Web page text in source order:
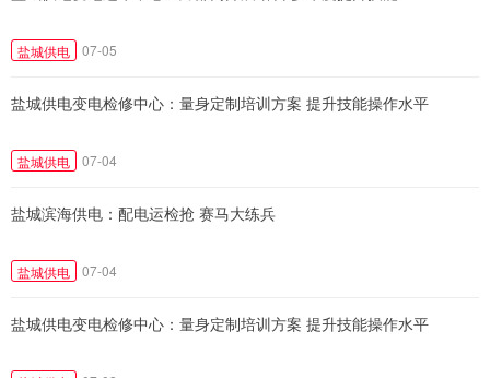
盐城供电 07-05
盐城供电变电检修中心：量身定制培训方案 提升技能操作水平
盐城供电 07-04
盐城滨海供电：配电运检抢 赛马大练兵
盐城供电 07-04
盐城供电变电检修中心：量身定制培训方案 提升技能操作水平